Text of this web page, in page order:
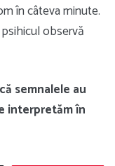
în câteva minute.
observă
semnalele au
interpretăm în